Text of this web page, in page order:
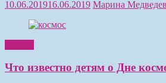
10.06.201916.06.2019 Марина
Что известно детям о Дне